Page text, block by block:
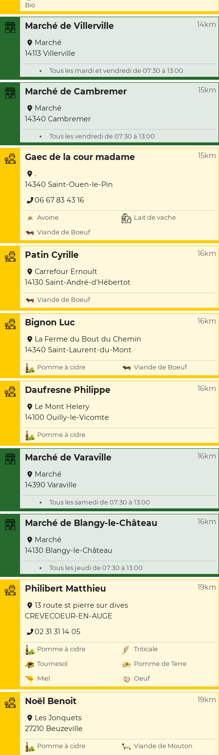
Bio
Marché de Villerville 14km
Marché
14113 Villerville
Tous les mardi et vendredi de 07:30 à 13:00
Marché de Cambremer 15km
Marché
14340 Cambremer
Tous les vendredi de 07:30 à 13:00
Gaec de la cour madame 15km
.
14340 Saint-Ouen-le-Pin
06 67 83 43 16
Avoine
Lait de vache
Viande de Boeuf
Patin Cyrille 16km
Carrefour Ernoult
14130 Saint-André-d'Hébertot
Viande de Boeuf
Bignon Luc 16km
La Ferme du Bout du Chemin
14340 Saint-Laurent-du-Mont
Pomme à cidre Viande de Boeuf
Daufresne Philippe 16km
Le Mont Helery
14100 Ouilly-le-Vicomte
Pomme à cidre
Marché de Varaville 16km
Marché
14390 Varaville
Tous les samedi de 07:30 à 13:00
Marché de Blangy-le-Château 16km
Marché
14130 Blangy-le-Château
Tous les jeudi de 07:30 à 13:00
Philibert Matthieu 19km
13 route st pierre sur dives
CREVECOEUR-EN-AUGE
02 31 31 14 05
Pomme à cidre
Triticale
Tournesol
Pomme de Terre
Miel
Oeuf
Noël Benoit 19km
Les Jonquets
27210 Beuzeville
Pomme à cidre
Viande de Mouton